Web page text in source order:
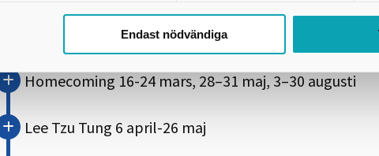
Endast nödvändiga
Adam James 9-15 mars, 23-28 mars, 4-10 maj
Homecoming 16-24 mars, 28–31 maj, 3–30 augusti
Lee Tzu Tung 6 april-26 maj